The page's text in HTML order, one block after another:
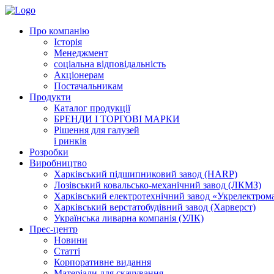
Про компанію
Історія
Менеджмент
соціальна відповідальність
Акціонерам
Постачальникам
Продукти
Каталог продукції
БРЕНДИ І ТОРГОВІ МАРКИ
Рішення для галузей
і ринків
Розробки
Виробництво
Харківський підшипниковий завод (HARP)
Лозівський ковальсько-механічний завод (ЛКМЗ)
Харківський електротехнічний завод
Харківський верстатобудівний завод (Харверст)
Українська ливарна компанія (УЛК)
Прес-центр
Новини
Статті
Корпоративне видання